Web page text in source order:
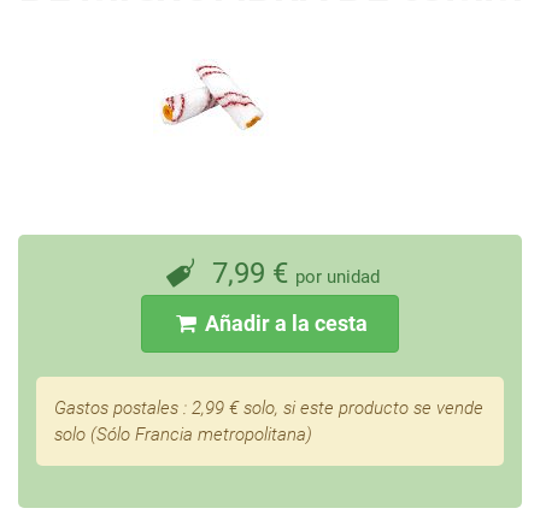
7,99 € por unidad
Añadir a la cesta
Gastos postales : 2,99 € solo, si este producto se vende
solo (Sólo Francia metropolitana)